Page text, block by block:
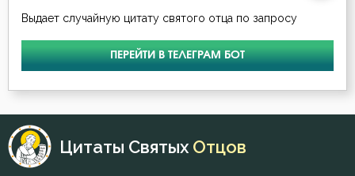
Выдает случайную цитату святого отца по запросу
ПЕРЕЙТИ В ТЕЛЕГРАМ БОТ
Цитаты Святых Отцов